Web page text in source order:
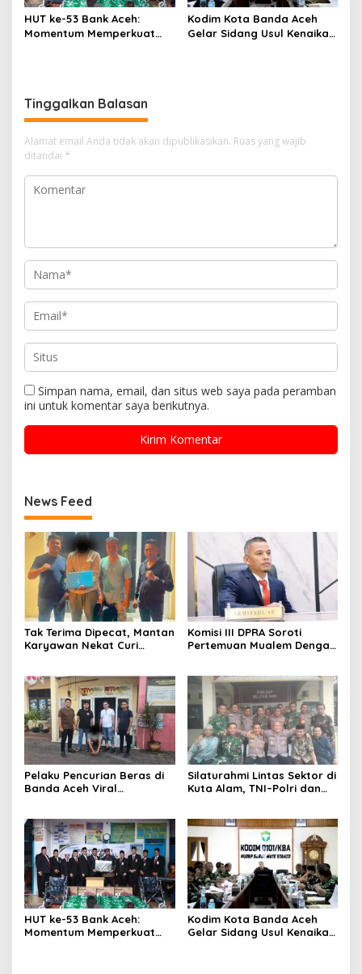
HUT ke-53 Bank Aceh:
Momentum Memperkuat
Kodim Kota Banda Aceh
Gelar Sidang Usul Kenaikan
Tinggalkan Balasan
Alamat email Anda tidak akan dipublikasikan. Ruas yang wajib
ditandai *
Simpan nama, email, dan situs web saya pada peramban
ini untuk komentar saya berikutnya.
News Feed
Tak Terima Dipecat, Mantan
Karyawan Nekat Curi
Komisi III DPRA Soroti
Pertemuan Mualem Dengan
Pelaku Pencurian Beras di
Banda Aceh Viral
Silaturahmi Lintas Sektor di
Kuta Alam, TNI–Polri dan
HUT ke-53 Bank Aceh:
Momentum Memperkuat
Kodim Kota Banda Aceh
Gelar Sidang Usul Kenaikan